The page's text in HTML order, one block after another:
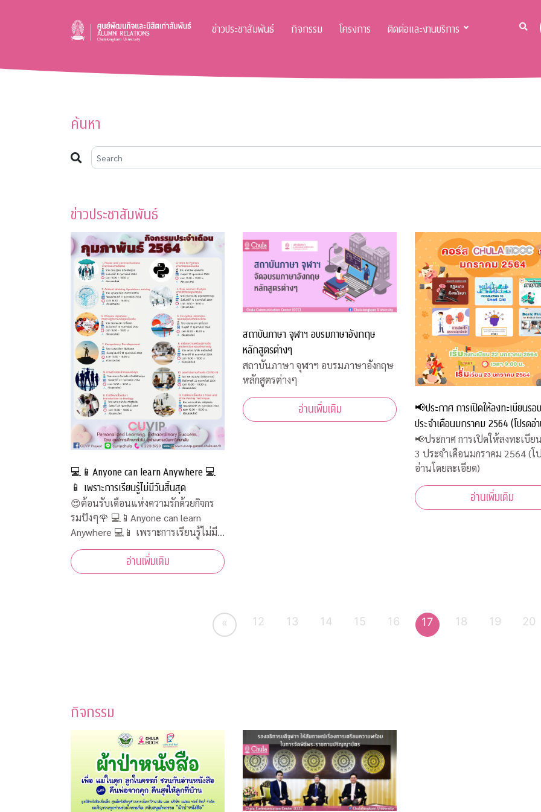
ข่าวประชาสัมพันธ์ กิจกรรม โครงการ ติดต่อและงานบริการ
ค้นหา
ข่าวประชาสัมพันธ์
💻📱Anyone can learn Anywhere 💻
📱 เพราะการเรียนรู้ไม่มีวันสิ้นสุด
😍ต้อนรับเดือนแห่งความรักด้วยกิจกร
รมปังๆ🌹 💻📱Anyone can learn
Anywhere 💻📱 เพราะการเรียนรู้ไม่มี
วันสิ้นสุด
อ่านเพิ่มเติม
สถาบันภาษา จุฬาฯ อบรมภาษาอังกฤษ
หลักสูตรต่างๆ
สถาบันภาษา จุฬาฯ อบรมภาษาอังกฤษ
หลักสูตรต่างๆ
อ่านเพิ่มเติม
📢ประกาศ การเปิดให้ลงทะเบียนรอ
ประจำเดือนมกราคม 2564 (โปรดอ่
ละเอียด)
📢ประกาศ การเปิดให้ลงทะเบี
3 ประจำเดือนมกราคม 2564 (โ
อ่านโดยละเอียด)
อ่านเพิ่มเติม
« 12 13 14 15 16 17 18 19 20
กิจกรรม